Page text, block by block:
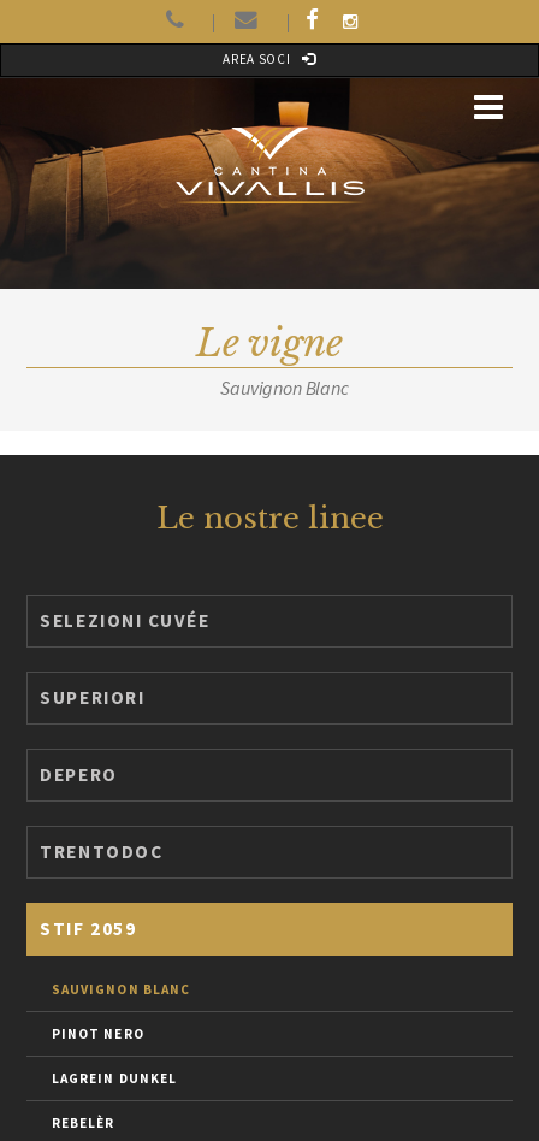
AREA SOCI
Le vigne
Sauvignon Blanc
Le nostre linee
SELEZIONI CUVÉE
SUPERIORI
DEPERO
TRENTODOC
STIF 2059
SAUVIGNON BLANC
PINOT NERO
LAGREIN DUNKEL
REBELÈR